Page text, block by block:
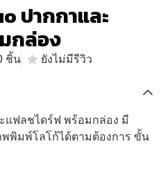
ปากกาและ
กล่อง
ชิ้น
ยังไม่มีรีวิว
แฟลชไดร์ฟ พร้อมกล่อง มี
พิมพ์โลโก้ได้ตามต้องการ ขั้น